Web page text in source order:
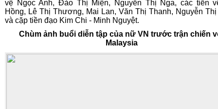
vệ Ngọc Anh, Đào Thị Miện, Nguyễn Thị Nga, các tiền
Hồng, Lê Thị Thương, Mai Lan, Văn Thị Thanh, Nguyễn Thị
và cặp tiền đạo Kim Chi - Minh Nguyệt.
Chùm ảnh buổi diễn tập của nữ VN trước trận chiến
Malaysia